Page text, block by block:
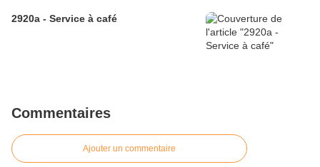
2920a - Service à café
Commentaires
Ajouter un commentaire